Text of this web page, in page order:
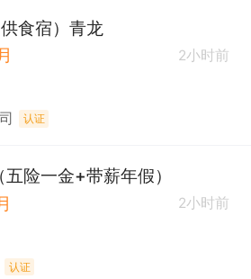
食宿）青龙
2小时前
认证
险一金+带薪年假）
2小时前
认证